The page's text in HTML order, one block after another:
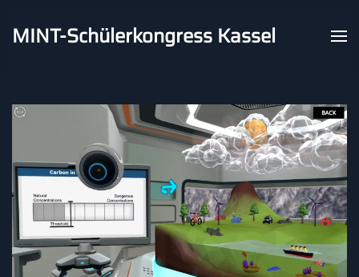
Skip to main content
MINT-Schülerkongress Kassel